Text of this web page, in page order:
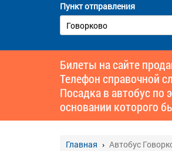
Пункт отправления
Билеты на сайте
Телефон справочной
Посадка в автобус по
основании которого
Главная Автобус